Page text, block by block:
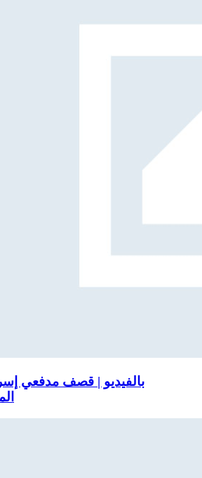
بالفيديو | قصف مدفعي